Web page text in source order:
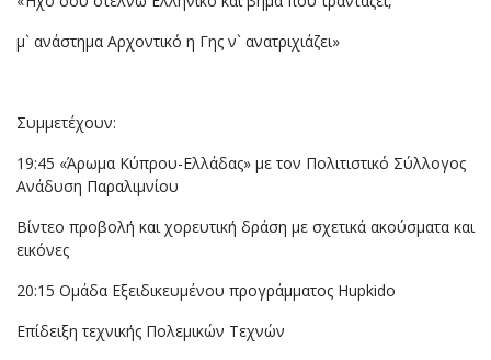
μ` ανάστημα Αρχοντικό η Γης ν` ανατριχιάζει»
Συμμετέχουν:
19:45 «Άρωμα Κύπρου-Ελλάδας» με τον Πολιτιστικό Σύλλογος
Ανάδυση Παραλιμνίου
Βίντεο προβολή και χορευτική δράση με σχετικά ακούσματα και
εικόνες
20:15 Ομάδα Εξειδικευμένου προγράμματος Hupkido
Επίδειξη τεχνικής Πολεμικών Τεχνών